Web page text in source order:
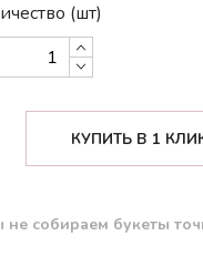
(шт)
КУПИТЬ В 1
собираем букеты